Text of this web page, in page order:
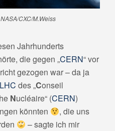
CXC/M.Weiss
Jahrhunderts
die gegen „CERN“ vor
gezogen war – da ja
LHC des „Conseil
Nucléaire“ (CERN)
könnten
, die uns
– sagte ich mir